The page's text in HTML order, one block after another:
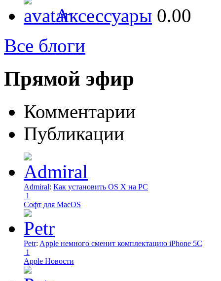
Аксессуары 0.00
Все блоги
Прямой эфир
Комментарии
Публикации
Admiral: Как установить OS X на PC
1
Софт для MacOS
Petr: Apple немного сменит комплектацию iPhone 5C
1
Apple Новости